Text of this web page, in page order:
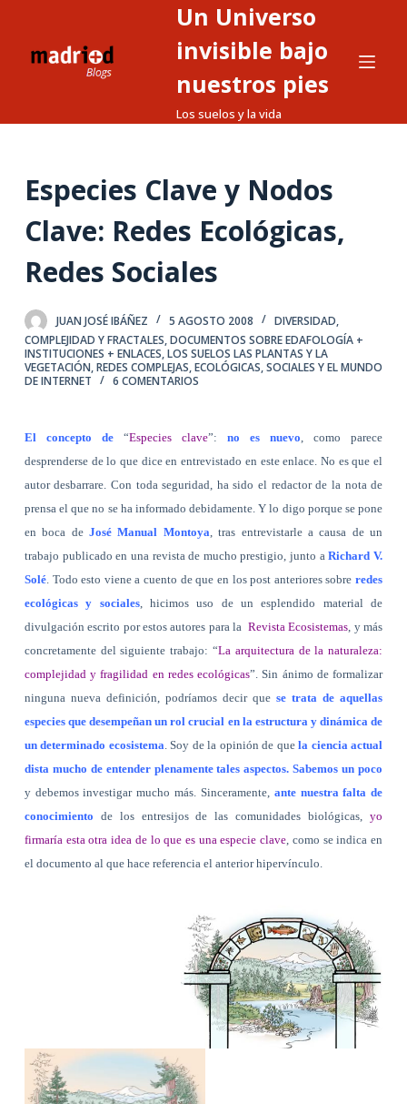
o
n
d
Un Universo
invisible bajo
nuestros pies
Los suelos y la vida
Especies Clave y Nodos
Clave: Redes Ecológicas,
Redes Sociales
JUAN JOSÉ IBÁÑEZ 5 AGOSTO 2008
DIVERSIDAD,
COMPLEJIDAD Y FRACTALES,DOCUMENTOS SOBRE EDAFOLOGÍA +
INSTITUCIONES + ENLACES,LOS SUELOS LAS PLANTAS Y LA
VEGETACIÓN,REDES COMPLEJAS, ECOLÓGICAS, SOCIALES Y EL MUNDO
DE INTERNET
6 COMENTARIOS
El concepto de“Especies clave”:no es nuevo , como parece
desprenderse de lo que dice en entrevistado en este enlace. No es que el
autor desbarrare. Con toda seguridad, ha sido el redactor de la nota de
prensa el que no se ha informado debidamente. Y lo digo porque se pone
en boca deJosé Manual Montoya , tras entrevistarle a causa de un
trabajo publicado en una revista de mucho prestigio, junto aRichard V.
Solé. Todo esto viene a cuento de que en los post anteriores sobreredes
ecológicas y sociales, hicimos uso de un esplendido material de
divulgación escrito por estos autores para la Revista Ecosistemas , y más
concretamente del siguiente trabajo: “La arquitectura de la naturaleza:
complejidad y fragilidad en redes ecológicas”. Sin ánimo de formalizar
ninguna nueva definición, podríamos decir quese trata de aquellas
especies que desempeñan un rol crucial en la estructura y dinámica de
un determinado ecosistema . Soy de la opinión de quela ciencia actual
dista mucho de entender plenamente tales aspectos. Sabemos un poco
y debemos investigar mucho más. Sinceramente, ante nuestra falta de
conocimiento de los entresijos de las comunidades biológicas,yo
firmaría esta otra idea de lo que es una especie clave , como se indica en
el documento al que hace referencia el anterior hipervínculo.